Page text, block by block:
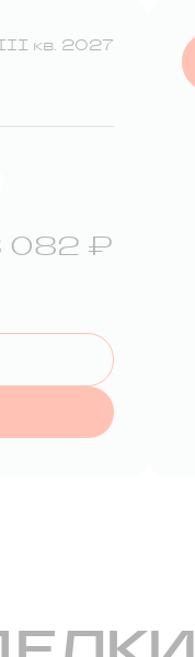
кв. 2027
082 ₽